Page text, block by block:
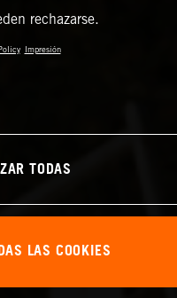
rechazarse.
Impresión
TODAS
LAS COOKIES